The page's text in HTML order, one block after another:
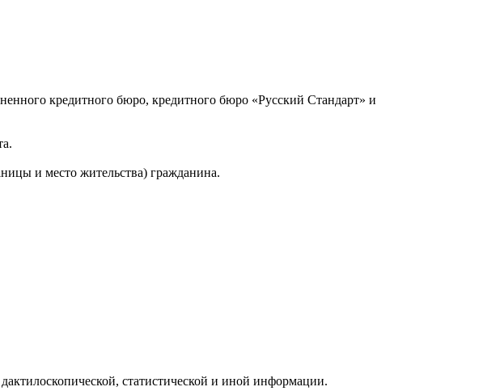
кредитного бюро, кредитного бюро «Русский Стандарт» и
и место жительства) гражданина.
статистической и иной информации.